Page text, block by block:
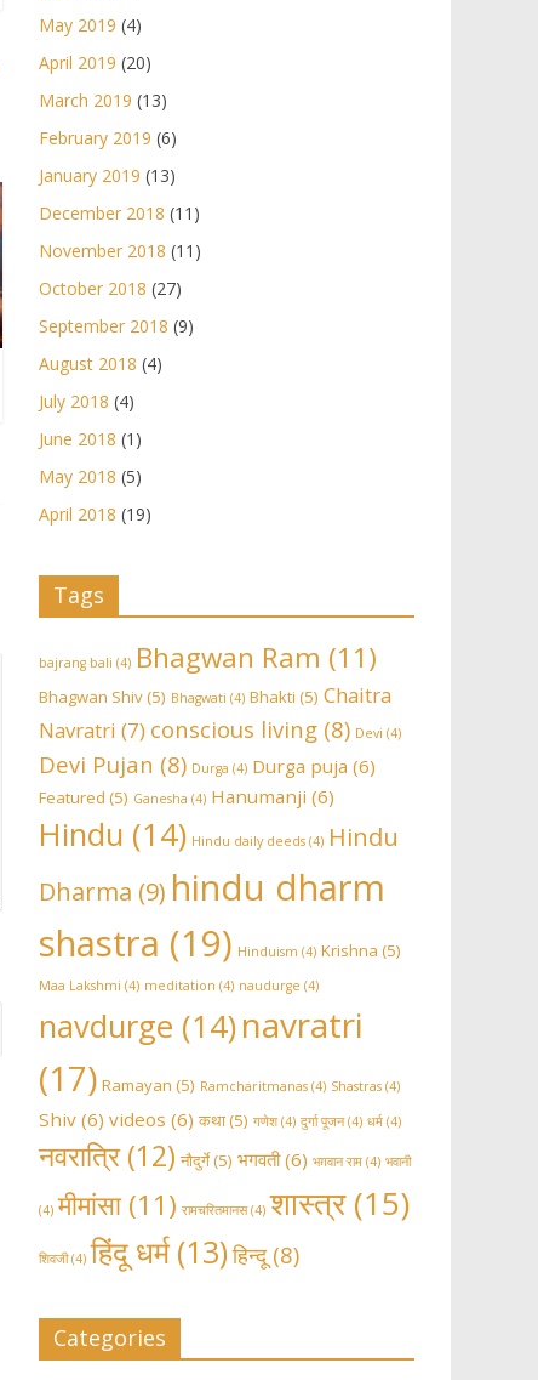
May 2019 (4)
April 2019 (20)
March 2019 (13)
February 2019 (6)
January 2019 (13)
December 2018 (11)
November 2018 (11)
October 2018 (27)
September 2018 (9)
August 2018 (4)
July 2018 (4)
June 2018 (1)
May 2018 (5)
April 2018 (19)
Tags
bajrang bali (4) Bhagwan Ram (11)
Bhagwan Shiv(5) Bhagwati (4) Bhakti (5) Chaitra
Navratri (7) conscious living (8) Devi (4)
Devi Pujan (8) Durga (4) Durga puja (6)
Featured (5) Ganesha (4) Hanumanji (6)
Hindu (14) Hindu daily deeds (4) Hindu
Dharma (9) hindu dharm
shastra (19) Hinduism (4) Krishna (5)
Maa Lakshmi (4) meditation (4) naudurge (4)
navdurge (14)navratri
(17) Ramayan (5) Ramcharitmanas (4) Shastras (4)
Shiv (6) videos (6) कथा(5) गणेश(4) दुर्गा पूजन(4) धर्म (4)
नवरात्रि(12) नौदुर्गे(5) भगवती(6) भग़वान राम (4) भवानी
(4) मीमांसा(11) रामचरितमानस(4) शास्त्र(15)
शिवजी(4) हिंदू धर्म(13) हिन्दू(8)
Categories